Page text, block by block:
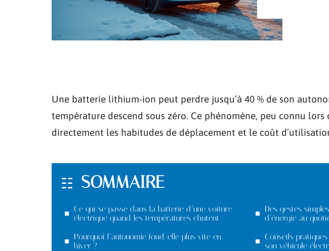
Une batterie lithium-ion peut perdre jusqu’à 40 % de son
température descend sous zéro. Ce phénomène, peu connu lors
directement les habitudes de déplacement et le coût
SOMMAIRE
Ce qui se passe dans la batterie d’une voiture
électrique quand les températures chutent
Pourquoi l’autonomie fond-elle plus vite en
hiver ?
Des gestes
d’énergie au
Conseils
son véhicule